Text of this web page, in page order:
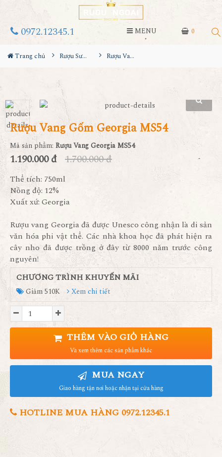
0
0972.12345.1 MENU
Trang chủ Rượu Sưu Tầm - Nga Rượu Vang Gốm Georgia MS54
Rượu Vang Gốm Georgia MS54
Mã sản phẩm: Rượu Vang Georgia MS54
1.190.000 đ 1.700.000 đ
Thể tích: 750ml
Nồng độ: 12%
Xuất xứ: Georgia
Rượu vang Georgia đã được Unesco công nhận là di sản
văn hóa phi vật thể. Các nhà khoa học đã phát hiện ra
cây nho đã được trồng ở đây từ 8000 năm trước công
nguyên!
CHƯƠNG TRÌNH KHUYẾN MÃI
Giảm 510K Xem chi tiết
THÊM VÀO GIỎ HÀNG
Và xem thêm các sản phẩm khác
MUA NGAY
Giao hàng tận nơi hoặc nhận tại cửa hàng
HOTLINE MUA HÀNG 0972.12345.1